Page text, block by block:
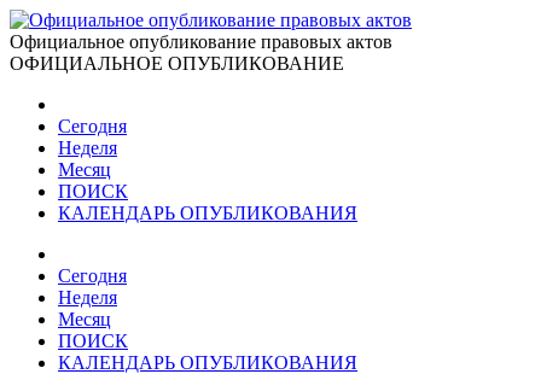
Официальное опубликование правовых актов
ОФИЦИАЛЬНОЕ ОПУБЛИКОВАНИЕ
Сегодня
Неделя
Месяц
ПОИСК
КАЛЕНДАРЬ ОПУБЛИКОВАНИЯ
Сегодня
Неделя
Месяц
ПОИСК
КАЛЕНДАРЬ ОПУБЛИКОВАНИЯ